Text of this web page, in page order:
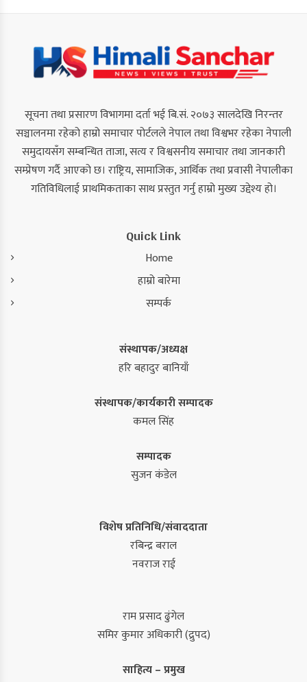
सूचना तथा प्रसारण विभागमा दर्ता भई बि.सं. २०७३ सालदेखि निरन्तर
सञ्चालनमा रहेको हाम्रो समाचार पोर्टलले नेपाल तथा विश्वभर रहेका नेपाली
समुदायसँग सम्बन्धित ताजा, सत्य र विश्वसनीय समाचार तथा जानकारी
सम्प्रेषण गर्दै आएको छ। राष्ट्रिय, सामाजिक, आर्थिक तथा प्रवासी नेपालीका
गतिविधिलाई प्राथमिकताका साथ प्रस्तुत गर्नु हाम्रो मुख्य उद्देश्य हो।
Quick Link
Home
हाम्रो बारेमा
सम्पर्क
संस्थापक/अध्यक्ष
हरि बहादुर बानियाँ
संस्थापक/कार्यकारी सम्पादक
कमल सिंह
सम्पादक
सुजन कंडेल
विशेष प्रतिनिधि/संवाददाता
रबिन्द्र बराल
नवराज राई
राम प्रसाद ढुंगेल
समिर कुमार अधिकारी (द्रुपद)
साहित्य – प्रमुख